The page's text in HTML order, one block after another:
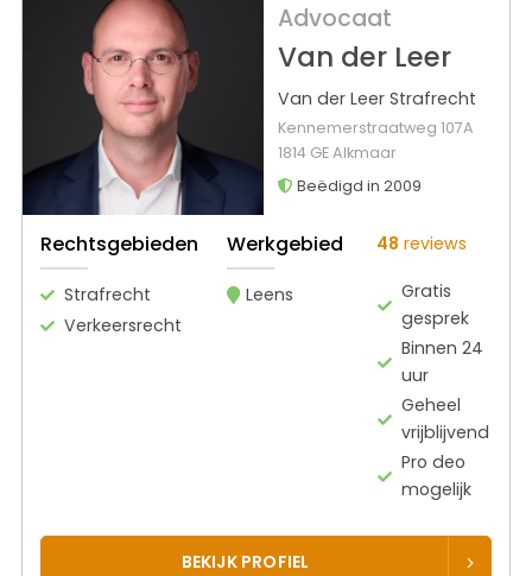
Advocaat
Van der Leer
Van der Leer Strafrecht
Kennemerstraatweg 107A
1814 GE Alkmaar
Beëdigd in 2009
Rechtsgebieden
Strafrecht
Verkeersrecht
Werkgebied
Leens
48 reviews
Gratis
gesprek
Binnen 24
uur
Geheel
vrijblijvend
Pro deo
mogelijk
BEKIJK PROFIEL